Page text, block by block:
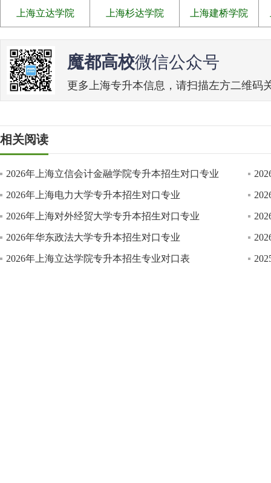
上海立达学院 上海杉达学院 上海建桥学院
魔都高校微信公众号
更多上海专升本信息，请扫描左方二维码
相关阅读
2026年上海立信会计金融学院专升本招生对口专业
2026年上海电力大学专升本招生对口专业
2026年上海对外经贸大学专升本招生对口专业
2026年华东政法大学专升本招生对口专业
2026年上海立达学院专升本招生专业对口表